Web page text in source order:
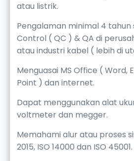
atau listrik.
Pengalaman minimal 4 tahun
Control ( QC ) & QA di
atau industri kabel ( lebih di
Menguasai MS Office ( Word,
Point ) dan internet.
Dapat menggunakan alat
voltmeter dan megger.
Memahami alur atau proses
2015, ISO 14000 dan ISO 45001.